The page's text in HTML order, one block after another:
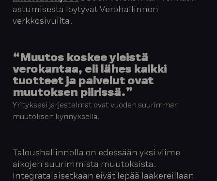
astumisesta löytyvät Verohallinnon
verkkosivuilta.
“Muutos koskee yleistä
verokantaa, eli lähes kaikki
tuotteet ja palvelut ovat
muutoksen piirissä.”
Yrityksesi järjestelmät ovat vuoden suurimman
muutoksen kynnyksellä.
Taloushallinnolla on edessään yksi viime
aikojen suurimmista muutoksista.
Integratalaisetkaan eivät lepää laakereillaan